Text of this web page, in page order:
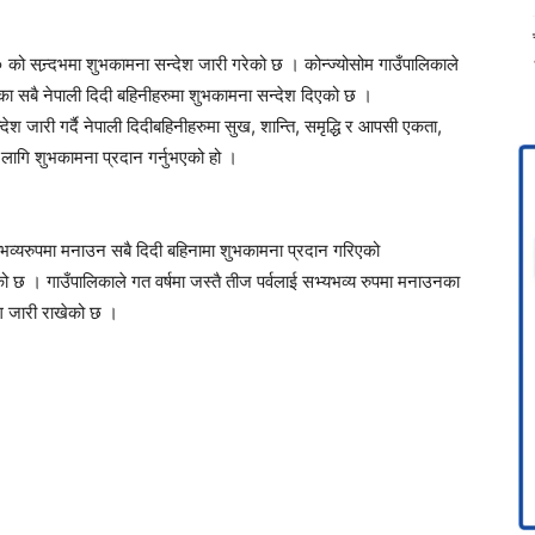
सन्र्दभमा शुभकामना सन्देश जारी गरेको छ । कोन्ज्योसोम गाउँपालिकाले
नेपाली दिदी बहिनीहरुमा शुभकामना सन्देश दिएको छ ।
जारी गर्दै नेपाली दिदीबहिनीहरुमा सुख, शान्ति, समृद्धि र आपसी एकता,
शुभकामना प्रदान गर्नुभएको हो ।
मनाउन सबै दिदी बहिनामा शुभकामना प्रदान गरिएको
। गाउँपालिकाले गत वर्षमा जस्तै तीज पर्वलाई सभ्यभव्य रुपमा मनाउनका
जारी राखेको छ ।